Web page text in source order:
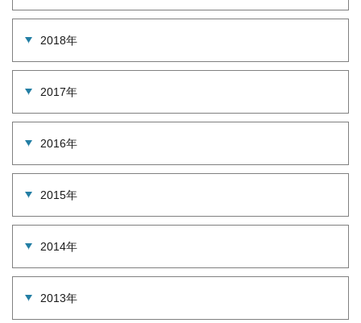
2018年
2017年
2016年
2015年
2014年
2013年